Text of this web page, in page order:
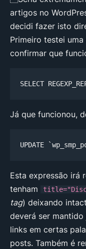
artigos no
decidi fazer isto
Primeiro testei
confirmar que
SELECT
Já que funcionou,
UPDATE
Esta expressão irá
tenham
tag) deixando
deverá ser
links em certas
posts. Também é